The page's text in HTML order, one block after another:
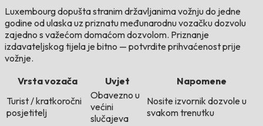
Luxembourg dopušta stranim državljanima vožnju do jedne
godine od ulaska uz priznatu međunarodnu vozačku dozvolu
zajedno s važećom domaćom dozvolom. Priznanje
izdavateljskog tijela je bitno — potvrdite prihvaćenost prije
vožnje.
Vrsta vozača
Uvjet
Napomene
Turist / kratkoročni
posjetitelj
Obavezno u
većini
slučajeva
Nosite izvornik dozvole u
svakom trenutku